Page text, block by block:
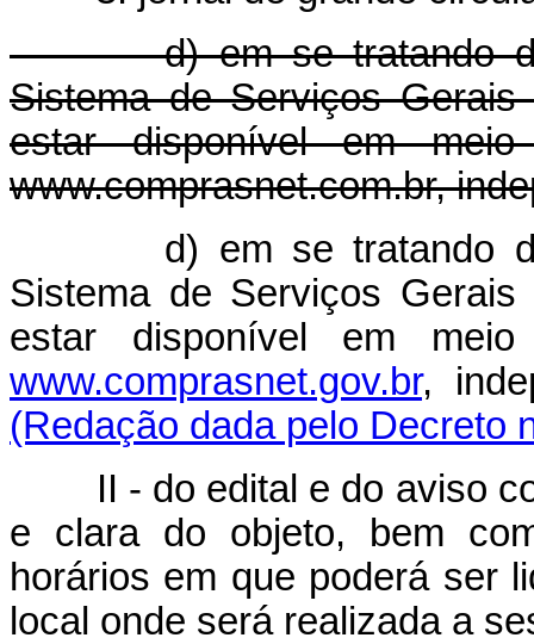
d) em se tratando de
Sistema de Serviços
estar disponível em
www.comprasnet.com.br,
d) em se tratando
Sistema de Serviços
estar disponível em
www.comprasnet.gov.br,
(Redação dada pelo Decreto
II - do edital e do aviso
e clara do objeto, bem
horários em que poderá ser
local onde será realizada a